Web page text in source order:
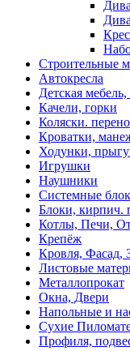
Строительные
Автокресла
Детская
Качели, горки
Коляски.
Кроватки,
Ходунки,
Игрушки
Наушники
Системные
Блоки, кирпич.
Котлы, Печи,
Крепёж
Кровля, Фасад,
Листовые
Металлопрокат
Окна, Двери
Напольные и
Сухие
Профиля,